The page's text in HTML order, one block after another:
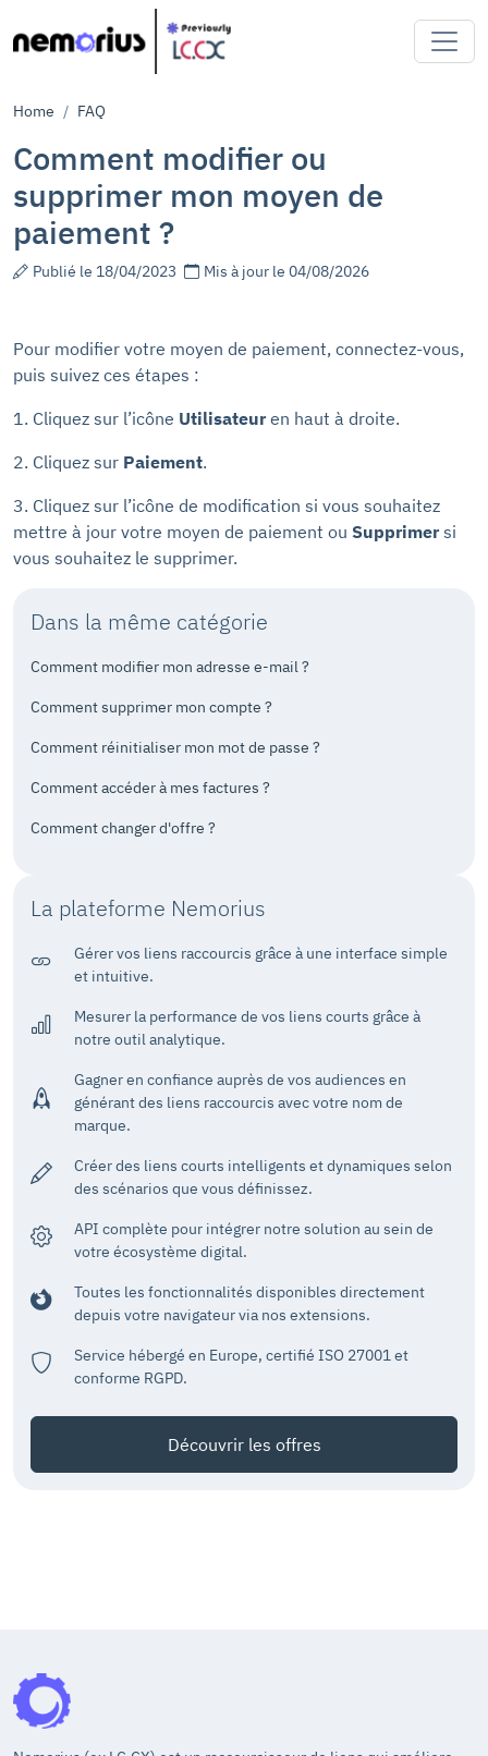
Breadcrumb
Home FAQ
Comment modifier ou
supprimer mon moyen de
paiement ?
Publié le 18/04/2023 Mis à jour le 04/08/2026
Pour modifier votre moyen de paiement, connectez-vous,
puis suivez ces étapes :
1. Cliquez sur l’icône Utilisateur en haut à droite.
2. Cliquez sur Paiement.
3. Cliquez sur l’icône de modification si vous souhaitez
mettre à jour votre moyen de paiement ou Supprimer si
vous souhaitez le supprimer.
Dans la même catégorie
Comment modifier mon adresse e-mail ?
Comment supprimer mon compte ?
Comment réinitialiser mon mot de passe ?
Comment accéder à mes factures ?
Comment changer d'offre ?
La plateforme Nemorius
Gérer vos liens raccourcis grâce à une interface simple
et intuitive.
Mesurer la performance de vos liens courts grâce à
notre outil analytique.
Gagner en confiance auprès de vos audiences en
générant des liens raccourcis avec votre nom de
marque.
Créer des liens courts intelligents et dynamiques selon
des scénarios que vous définissez.
API complète pour intégrer notre solution au sein de
votre écosystème digital.
Toutes les fonctionnalités disponibles directement
depuis votre navigateur via nos extensions.
Service hébergé en Europe, certifié ISO 27001 et
conforme RGPD.
Découvrir les offres